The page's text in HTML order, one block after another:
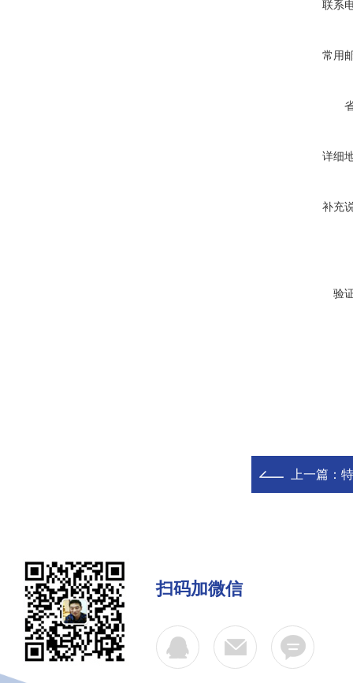
联系
常用
详细
补充
验
上一篇：
扫码加微信